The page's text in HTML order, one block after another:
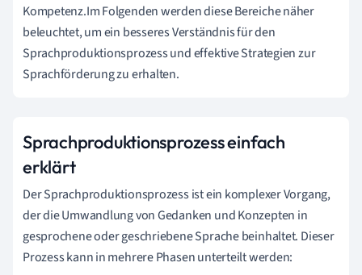
Kompetenz.Im Folgenden werden diese Bereiche näher
beleuchtet, um ein besseres Verständnis für den
Sprachproduktionsprozess und effektive Strategien zur
Sprachförderung zu erhalten.
Sprachproduktionsprozess einfach
erklärt
Der Sprachproduktionsprozess ist ein komplexer Vorgang,
der die Umwandlung von Gedanken und Konzepten in
gesprochene oder geschriebene Sprache beinhaltet. Dieser
Prozess kann in mehrere Phasen unterteilt werden: